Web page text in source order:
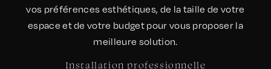
vos préférences esthétiques, de la taille de votre
espace et de votre budget pour vous proposer la
meilleure solution.
Installation professionnelle